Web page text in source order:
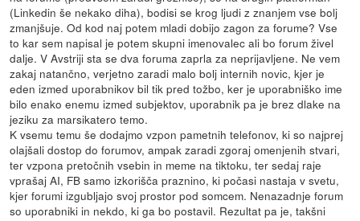
(Linkedin še nekako diha), bodisi se krog ljudi z znanjem vse bolj
zmanjšuje. Od kod naj potem mladi dobijo zagon za forume? Vse
to kar sem napisal je potem skupni imenovalec ali bo forum živel
dalje. V Avstriji sta se dva foruma zaprla za neprijavljene. Ne vem
zakaj natančno, verjetno zaradi malo bolj internih novic, kjer je
eden izmed uporabnikov bil tik pred tožbo, ker je uporabniško ime
bilo enako enemu izmed subjektov, uporabnik pa je brez dlake na
jeziku za marsikatero temo.
K vsemu temu še dodajmo vzpon pametnih telefonov, ki so najprej
olajšali dostop do forumov, ampak zaradi zgoraj omenjenih stvari,
ter vzpona pretočnih vsebin in meme na tiktoku, ter sedaj raje
vprašaj AI, FB samo izkorišča praznino, ki počasi nastaja v svetu,
kjer forumi izgubljajo svoj prostor pod somcem. Nenazadnje forum
so uporabniki in nekdo, ki ga bo postavil. Rezultat pa je, takšni